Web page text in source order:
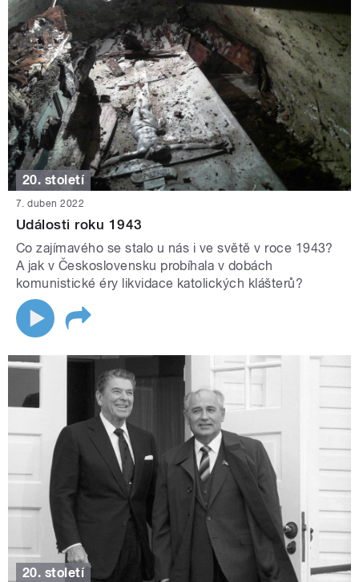
20. století
7. duben 2022
Události roku 1943
Co zajímavého se stalo u nás i ve světě v roce 1943?
A jak v Československu probíhala v dobách
komunistické éry likvidace katolických klášterů?
20. století